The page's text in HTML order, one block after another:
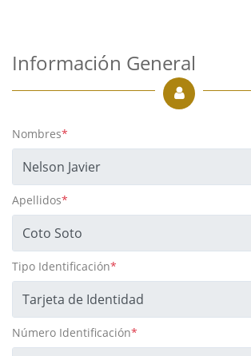
Información General
Nombres*
Apellidos*
Tipo Identificación*
Número Identificación*